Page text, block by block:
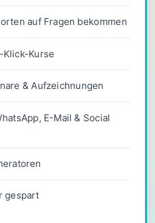
auf Fragen bekommen
Kurse
& Aufzeichnungen
E-Mail & Social
gespart